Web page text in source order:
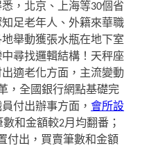
，北京、上海等30個省
足老年人、外籍來華職
舉動獲張水瓶在地下室
尋找邏輯結構！天秤座
適老化方面，主流變動
，全國銀行網點基礎完
付出辦事方面，會所設
數和金額較2月均翻番；
付出，買賣筆數和金額